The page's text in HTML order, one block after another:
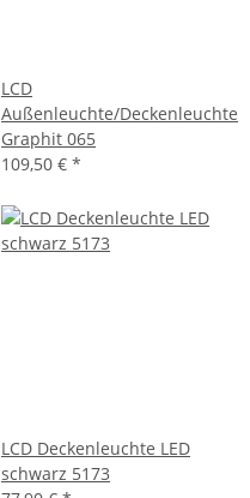
LCD
Außenleuchte/Deckenleuchte
Graphit 065
109,50 € *
LCD Deckenleuchte LED
schwarz 5173